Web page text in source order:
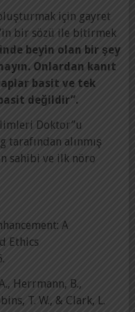
için gayret
bir sözü ile bitirmek
beyin olan bir şey
Onlardan kanıt
basit ve tek
değildir”.
Doktor”u
alınmış
sahibi ve ilk nöro
A
Ethics
Herrmann, B.,
T. W., & Clark, L.